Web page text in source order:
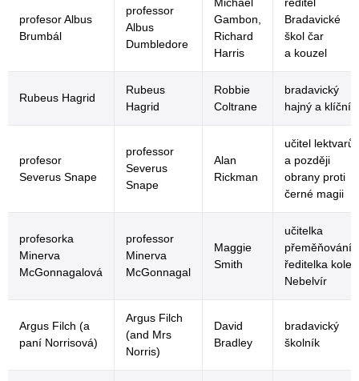
profesor Albus
Brumbál
professor
Albus
Dumbledore
Gambon,
Richard
Harris
Bradavické
škol čar
a kouzel
Rubeus Hagrid
Rubeus
Hagrid
Robbie
Coltrane
bradavický
hajný a klíčník
profesor
Severus Snape
professor
Severus
Snape
Alan
Rickman
učitel lektvarů
a později
obrany proti
černé magii
profesorka
Minerva
McGonnagalová
professor
Minerva
McGonnagal
Maggie
Smith
učitelka
přeměňování,
ředitelka
Nebelvír
Argus Filch (a
paní Norrisová)
Argus Filch
(and Mrs
Norris)
David
Bradley
bradavický
školník